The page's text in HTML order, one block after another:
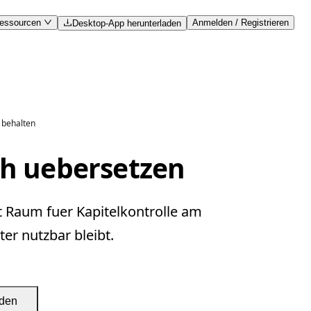
Desktop-App herunterladen Anmelden / Registrieren
uebersetzen
fuer Kapitelkontrolle am
nutzbar bleibt.